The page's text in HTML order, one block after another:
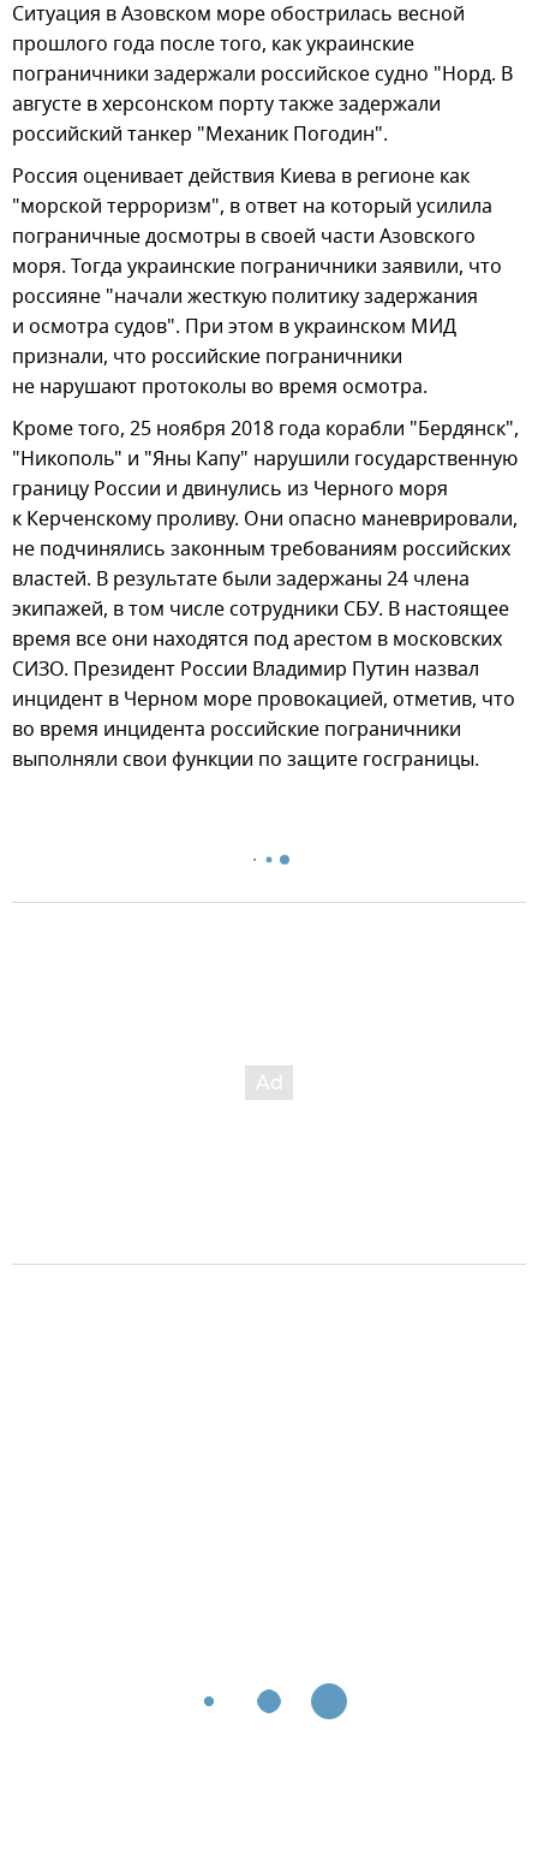
Ситуация в Азовском море обострилась весной
прошлого года после того, как украинские
пограничники задержали российское судно "Норд. В
августе в херсонском порту также задержали
российский танкер "Механик Погодин".
Россия оценивает действия Киева в регионе как
"морской терроризм", в ответ на который усилила
пограничные досмотры в своей части Азовского
моря. Тогда украинские пограничники заявили, что
россияне "начали жесткую политику задержания
и осмотра судов". При этом в украинском МИД
признали, что российские пограничники
не нарушают протоколы во время осмотра.
Кроме того, 25 ноября 2018 года корабли "Бердянск",
"Никополь" и "Яны Капу" нарушили государственную
границу России и двинулись из Черного моря
к Керченскому проливу. Они опасно маневрировали,
не подчинялись законным требованиям российских
властей. В результате были задержаны 24 члена
экипажей, в том числе сотрудники СБУ. В настоящее
время все они находятся под арестом в московских
СИЗО. Президент России Владимир Путин назвал
инцидент в Черном море провокацией, отметив, что
во время инцидента российские пограничники
выполняли свои функции по защите госграницы.